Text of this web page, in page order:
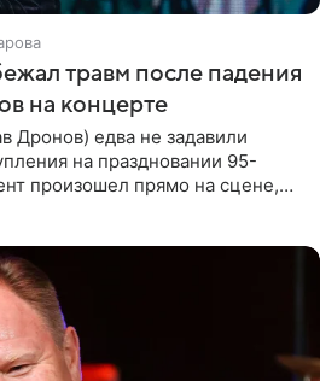
травм после падения
на концерте
Дронов) едва не задавили
на праздновании 95-
произошел прямо на сцене,